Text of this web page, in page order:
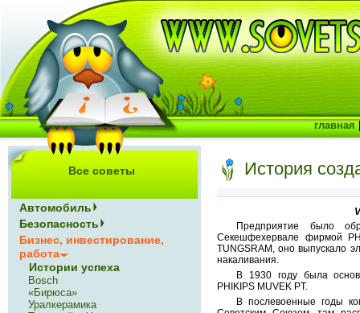
История
Предприятие было
Секешфехервале фирмой
TUNGSRAM, оно выпускало
накаливания.
В 1930 году была
PHIKIPS MUVEK PT.
В послевоенные годы
Все советы
Автомобиль
Безопасность
Бизнес, инвестирование,
работа
Истории успеха
Bosch
«Бирюса»
Уралкерамика
главная